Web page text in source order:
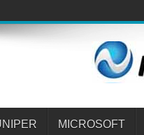
MICROSOFT